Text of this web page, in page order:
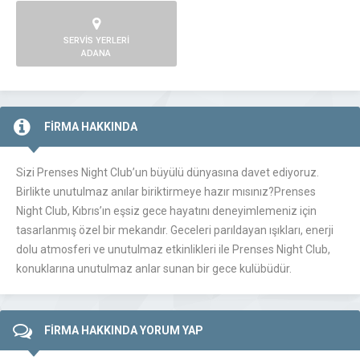
SERVİS YERLERİ
ADANA
FİRMA HAKKINDA
Sizi Prenses Night Club’un büyülü dünyasına davet ediyoruz.
Birlikte unutulmaz anılar biriktirmeye hazır mısınız?Prenses
Night Club, Kıbrıs’ın eşsiz gece hayatını deneyimlemeniz için
tasarlanmış özel bir mekandır. Geceleri parıldayan ışıkları, enerji
dolu atmosferi ve unutulmaz etkinlikleri ile Prenses Night Club,
konuklarına unutulmaz anlar sunan bir gece kulübüdür.
FİRMA HAKKINDA YORUM YAP